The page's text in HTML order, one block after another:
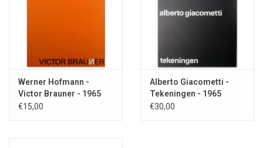
Werner Hofmann -
Victor Brauner - 1965
€15,00
Alberto Giacometti -
Tekeningen - 1965
€30,00